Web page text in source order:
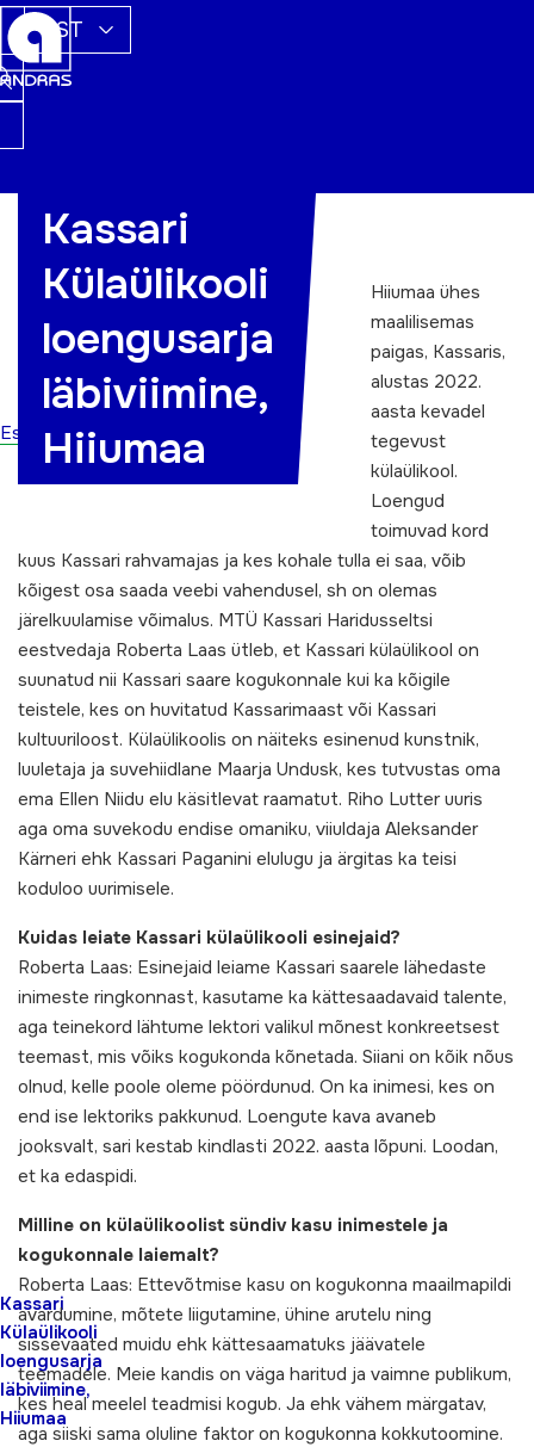
EST
Esileht
Kassari
Külaülikooli
loengusarja
läbiviimine,
Hiiumaa
Kassari
Külaülikooli
loengusarja
läbiviimine,
Hiiumaa
Külaülikool kadakate vahel
Hiiumaa ühes
maalilisemas
paigas, Kassaris,
alustas 2022.
aasta kevadel
tegevust
külaülikool.
Loengud
toimuvad kord
kuus Kassari rahvamajas ja kes kohale tulla ei saa, võib
kõigest osa saada veebi vahendusel, sh on olemas
järelkuulamise võimalus. MTÜ Kassari Haridusseltsi
eestvedaja Roberta Laas ütleb, et Kassari külaülikool on
suunatud nii Kassari saare kogukonnale kui ka kõigile
teistele, kes on huvitatud Kassarimaast või Kassari
kultuuriloost. Külaülikoolis on näiteks esinenud kunstnik,
luuletaja ja suvehiidlane Maarja Undusk, kes tutvustas oma
ema Ellen Niidu elu käsitlevat raamatut. Riho Lutter uuris
aga oma suvekodu endise omaniku, viiuldaja Aleksander
Kärneri ehk Kassari Paganini elulugu ja ärgitas ka teisi
koduloo uurimisele.
Kuidas leiate Kassari külaülikooli esinejaid?
Roberta Laas: Esinejaid leiame Kassari saarele lähedaste
inimeste ringkonnast, kasutame ka kättesaadavaid talente,
aga teinekord lähtume lektori valikul mõnest konkreetsest
teemast, mis võiks kogukonda kõnetada. Siiani on kõik nõus
olnud, kelle poole oleme pöördunud. On ka inimesi, kes on
end ise lektoriks pakkunud. Loengute kava avaneb
jooksvalt, sari kestab kindlasti 2022. aasta lõpuni. Loodan,
et ka edaspidi.
Milline on külaülikoolist sündiv kasu inimestele ja
kogukonnale laiemalt?
Roberta Laas: Ettevõtmise kasu on kogukonna maailmapildi
avardumine, mõtete liigutamine, ühine arutelu ning
sissevaated muidu ehk kättesaamatuks jäävatele
teemadele. Meie kandis on väga haritud ja vaimne publikum,
kes heal meelel teadmisi kogub. Ja ehk vähem märgatav,
aga siiski sama oluline faktor on kogukonna kokkutoomine.